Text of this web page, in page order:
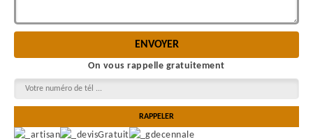
On vous rappelle gratuitement